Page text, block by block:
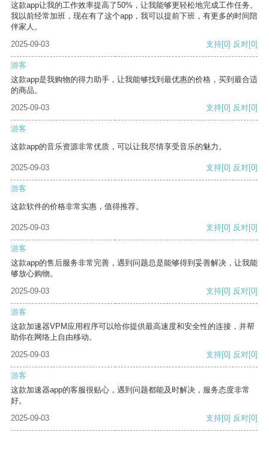
这款app让我的工作效率提高了50%，让我能够更轻松地完成工作任务。
我以前经常加班，现在有了这个app，我可以提前下班，有更多的时间陪
伴家人。
2025-09-03
支持[0] 反对[0]
游客
这款app是我购物的得力助手，让我能够找到最优惠的价格，买到最合适
的商品。
2025-09-03
支持[0] 反对[0]
游客
这款app的音乐资源非常优质，可以让我尽情享受音乐的魅力。
2025-09-03 支持[0] 反对[0]
游客
这款软件的价格非常实惠，值得推荐。
2025-09-03 支持[0] 反对[0]
游客
这款app的售后服务非常完善，遇到问题总是能够得到妥善解决，让我能
够放心购物。
2025-09-03
支持[0] 反对[0]
游客
这款加速器VPM应用程序可以给你提供最高速度和安全性的连接，并帮
助你在网络上自由移动。
2025-09-03
支持[0] 反对[0]
游客
这款加速器app的客服很贴心，遇到问题都能及时解决，服务态度非常
好。
2025-09-03
支持[0] 反对[0]